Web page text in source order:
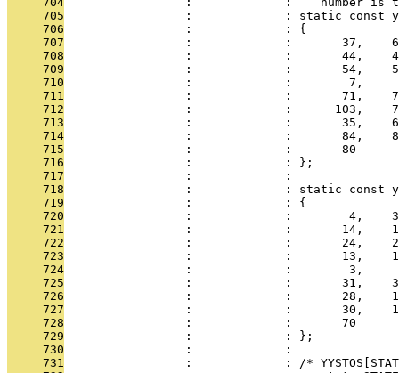
     705
:             : static const
     706
                 :             : {
     707
:             :       37,
     708
:             :       44,
     709
:             :       54,
     710
:             :        7,
     711
:             :       71,
     712
:             :      103,
     713
:             :       35,
     714
:             :       84,
     715
                 :             :       80
     716
                 :             : };
     717
                 :             :
     718
:             : static const
     719
                 :             : {
     720
:             :        4,
     721
:             :       14,
     722
:             :       24,
     723
:             :       13,
     724
:             :        3,
     725
:             :       31,
     726
:             :       28,
     727
:             :       30,
     728
                 :             :       70
     729
                 :             : };
     730
                 :             :
     731
:             : /*